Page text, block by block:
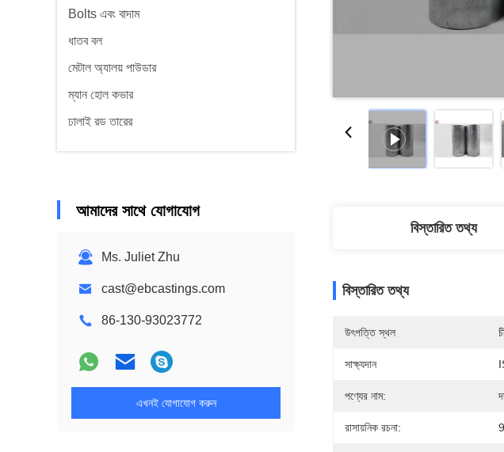
Bolts এবং বাদাম
ধাতব বল
মেটাল অ্যালয় পাউডার
ম্যান হোল কভার
ঢালাই রড তারের
আমাদের সাথে যোগাযোগ
Ms. Juliet Zhu
cast@ebcastings.com
86-130-93023772
এখনই যোগাযোগ করুন
বিস্তারিত তথ্য
বিস্তারিত তথ্য
উৎপত্তি স্থল
সাক্ষ্যদান
পণ্যের নাম:
রাসায়নিক রচনা: